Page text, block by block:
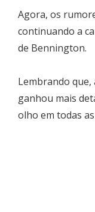
Agora, os
continuando a
de Bennington.
Lembrando
ganhou mais
olho em todas